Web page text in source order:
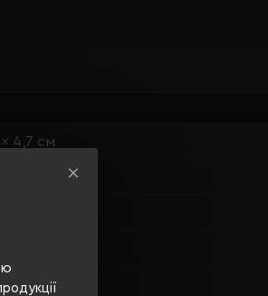
x 4,7 см
коробка